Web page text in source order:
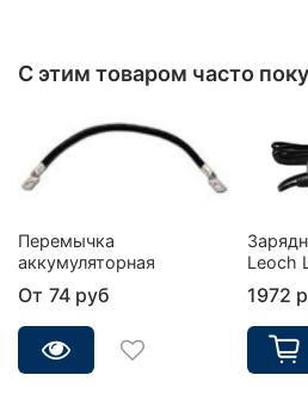
С этим товаром часто
Перемычка
аккумуляторная
От 74 руб
Leoch
1972